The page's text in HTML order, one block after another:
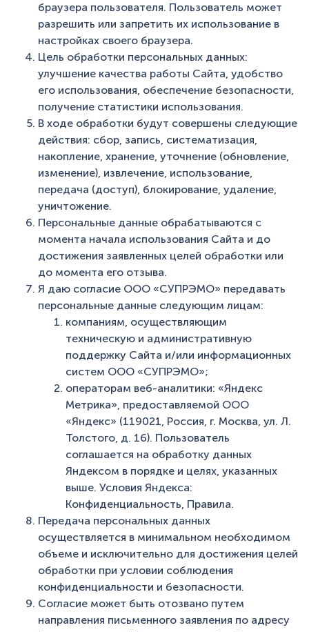
браузера пользователя. Пользователь может
разрешить или запретить их использование в
настройках своего браузера.
Цель обработки персональных данных:
улучшение качества работы Сайта, удобство
его использования, обеспечение безопасности,
получение статистики использования.
В ходе обработки будут совершены следующие
действия: сбор, запись, систематизация,
накопление, хранение, уточнение (обновление,
изменение), извлечение, использование,
передача (доступ), блокирование, удаление,
уничтожение.
Персональные данные обрабатываются с
момента начала использования Сайта и до
достижения заявленных целей обработки или
до момента его отзыва.
Я даю согласие ООО «СУПРЭМО» передавать
персональные данные следующим лицам:
компаниям, осуществляющим
техническую и административную
поддержку Сайта и/или информационных
систем ООО «СУПРЭМО»;
операторам веб-аналитики: «Яндекс
Метрика», предоставляемой ООО
«Яндекс» (119021, Россия, г. Москва, ул. Л.
Толстого, д. 16). Пользователь
соглашается на обработку данных
Яндексом в порядке и целях, указанных
выше. Условия Яндекса:
Конфиденциальность, Правила.
Передача персональных данных
осуществляется в минимальном необходимом
объеме и исключительно для достижения целей
обработки при условии соблюдения
конфиденциальности и безопасности.
Согласие может быть отозвано путем
направления письменного заявления по адресу